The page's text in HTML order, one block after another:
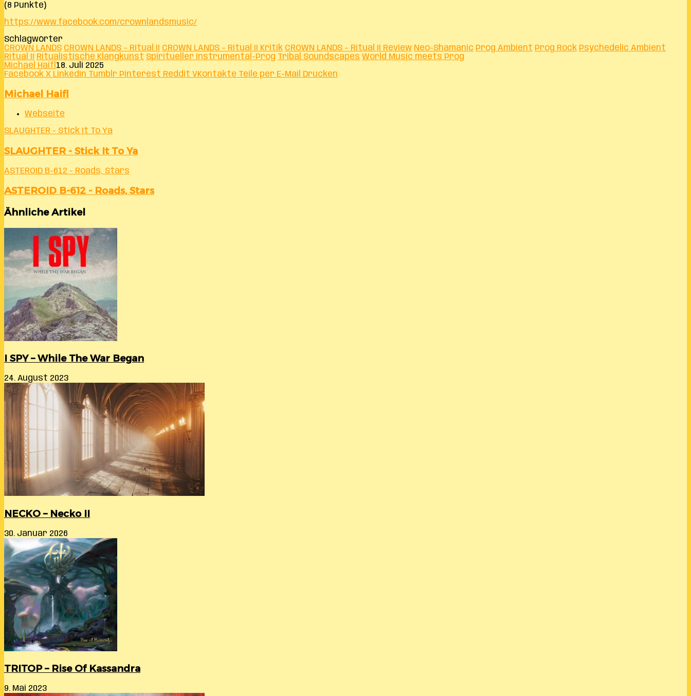
(8 Punkte)
https://www.facebook.com/crownlandsmusic/
Schlagwörter
CROWN LANDS CROWN LANDS – Ritual II CROWN LANDS – Ritual II Kritik CROWN LANDS – Ritual II Review Neo-Shamanic Prog Ambient Prog Rock Psychedelic Ambient
Ritual II
Ritualistische Klangkunst Spiritueller Instrumental-Prog Tribal Soundscapes World Music meets Prog
Michael Haifl 18. Juli 2025
Facebook X LinkedIn Tumblr Pinterest Reddit VKontakte Teile per E-Mail Drucken
Michael Haifl
Webseite
SLAUGHTER - Stick It To Ya
SLAUGHTER - Stick It To Ya
ASTEROID B-612 - Roads, Stars
ASTEROID B-612 - Roads, Stars
Ähnliche Artikel
I SPY – While The War Began
24. August 2023
NECKO – Necko II
30. Januar 2026
TRITOP – Rise Of Kassandra
9. Mai 2023